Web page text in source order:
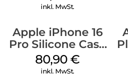
inkl. MwSt.
Apple iPhone 16
Pro Silicone Case
MagSafe Stone
Gray
80,90€
inkl. MwSt.